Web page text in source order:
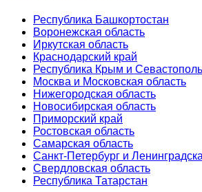
Республика Башкортостан
Воронежская область
Иркутская область
Краснодарский край
Республика Крым и Севастополь
Москва и Московская область
Нижегородская область
Новосибирская область
Приморский край
Ростовская область
Самарская область
Санкт-Петербург и
Свердловская область
Республика Татарстан